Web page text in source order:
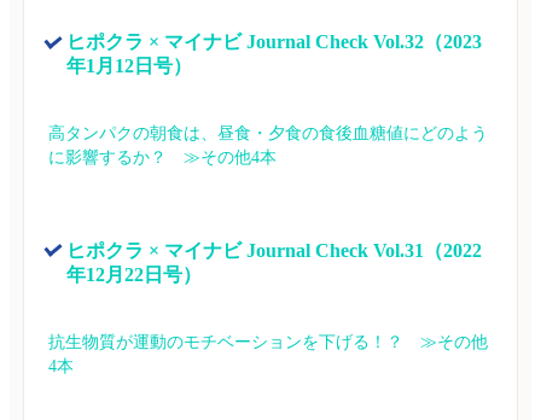
ヒポクラ × マイナビ Journal Check Vol.32（2023
年1月12日号）
高タンパクの朝食は、昼食・夕食の食後血糖値にどのよう
に影響するか？　≫その他4本
ヒポクラ × マイナビ Journal Check Vol.31（2022
年12月22日号）
抗生物質が運動のモチベーションを下げる！？　≫その他
4本